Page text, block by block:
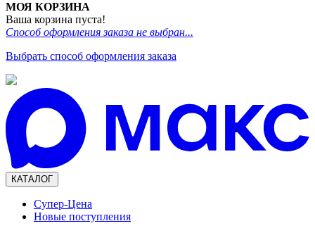
МОЯ КОРЗИНА
Ваша корзина пуста!
Способ оформления заказа не выбран...
Выбрать способ оформления заказа
КАТАЛОГ
Супер-Цена
Новые поступления